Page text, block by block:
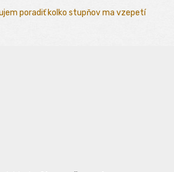
poradiť kolko stupňov ma vzepetí